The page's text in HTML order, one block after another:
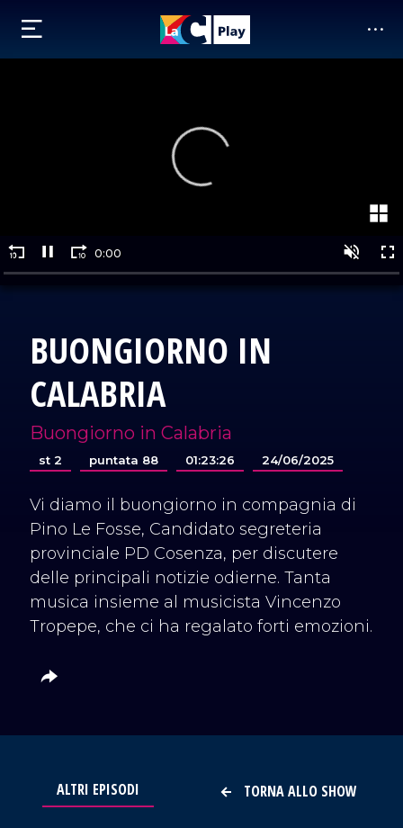
BUONGIORNO IN
CALABRIA
Buongiorno in Calabria
st 2 puntata 88 01:23:26 24/06/2025
Vi diamo il buongiorno in compagnia di
Pino Le Fosse, Candidato segreteria
provinciale PD Cosenza, per discutere
delle principali notizie odierne. Tanta
musica insieme al musicista Vincenzo
Tropepe, che ci ha regalato forti emozioni.
TORNA ALLO SHOW
ALTRI EPISODI
VAI AL TITOLO